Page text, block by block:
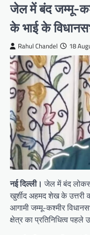
जेल में बंद जम्मू-
के भाई के
Rahul Chandel 18
नई दिल्ली। जेल में बंद
खुर्शीद अहमद शेख के उत्तरी
आगामी जम्मू-कश्मीर
क्षेत्र का प्रतिनिधित्व पहले